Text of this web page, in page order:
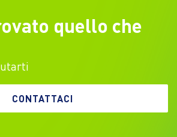
quello che
CONTATTACI